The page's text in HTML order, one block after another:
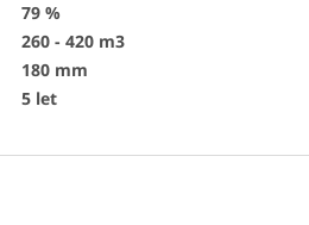
79 %
260 - 420 m3
180 mm
5 let